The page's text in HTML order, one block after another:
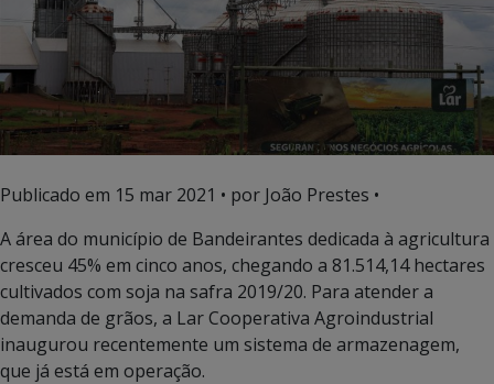
Publicado em 15 mar 2021 • por João Prestes •
A área do município de Bandeirantes dedicada à agricultura
cresceu 45% em cinco anos, chegando a 81.514,14 hectares
cultivados com soja na safra 2019/20. Para atender a
demanda de grãos, a Lar Cooperativa Agroindustrial
inaugurou recentemente um sistema de armazenagem,
que já está em operação.